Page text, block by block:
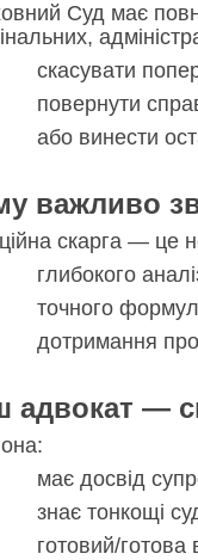
Суд має
справу
винести
важливо
скарга — це
аналізу
адвокат —
досвід
тонкощі
готова